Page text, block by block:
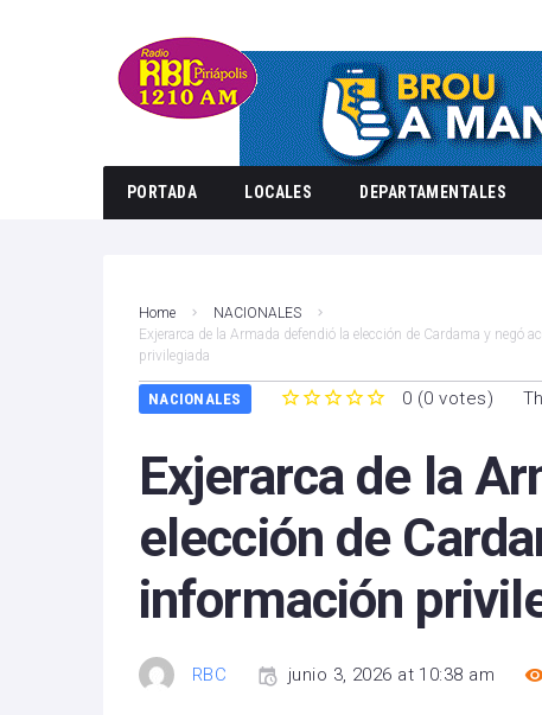
PORTADA LOCALES DEPARTAMENTALES
Home
NACIONALES
Exjerarca de la Armada defendió la elección de Cardama y negó
privilegiada
NACIONALES 0 (0 votes)
Exjerarca de la
elección de
información
RBC junio 3, 2026 at 10:38 am